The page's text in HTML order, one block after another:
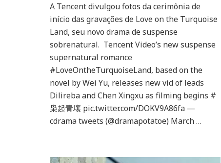
on
the
Turquoise
Gravações
novo
drama
Dilraba
Dilmurat
e
A Tencent divulgou fotos da cerimônia de
início das gravações de Love on the Turquoise
Land, seu novo drama de suspense
sobrenatural. Tencent Video’s new suspense
supernatural romance
#LoveOntheTurquoiseLand, based on the
novel by Wei Yu, releases new vid of leads
Dilireba and Chen Xingxu as filming begins #
枭起青壤 pic.twitter.com/DOKV9A86fa —
cdrama tweets (@dramapotatoe) March …